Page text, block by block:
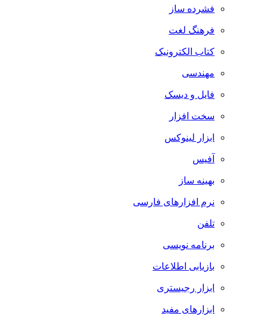
فشرده ساز
فرهنگ لغت
کتاب الکترونیک
مهندسی
فایل و دیسک
سخت افزار
ابزار لینوکس
آفیس
بهینه ساز
نرم افزارهای فارسی
تلفن
برنامه نویسی
بازیابی اطلاعات
ابزار رجیستری
ابزارهای مفید